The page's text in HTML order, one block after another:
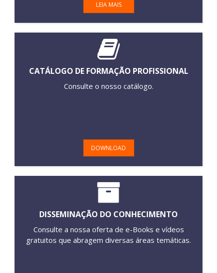
LEIA MAIS
CATÁLOGO DE FORMAÇÃO PROFISSIONAL
Consulte o nosso catálogo.
DOWNLOAD
DISSEMINAÇÃO DO CONHECIMENTO
Consulte a nossa oferta de e-Books e vídeos
gratuitos que abragem diversas áreas temáticas.